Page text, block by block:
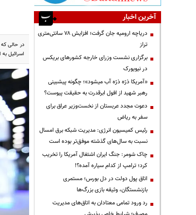
در حالی
اسرائیل
آخرین اخبار
دریاچه ارومیه جان گرفت؛ افزایش ۷۸ سانتی‌متری
تراز
برگزاری نشست وزرای خارجه کشورهای بریکس
در نیویورک
«آمریکا ذرّه ذرّه آب میشود»؛ چگونه پیشبینی
رهبر شهید از افول ابرقدرت به حقیقت پیوست؟
دعوت مجدد عربستان از نخست‌وزیر عراق برای
سفر به ریاض
رئیس کمیسیون انرژی: مدیریت شبکه برق امسال
نسبت به سال‌های گذشته موفق‌تر بوده است
چاک شومر: جنگ ایران اشتغال آمریکا را تخریب
کرد؛ ترامپ از کدام سیاره آمده؟!
اتاق پول دولت در دل بورس؛ مستمری
بازنشستگان، وثیقه بازی بزرگ‌ها
رد ورود تمامی معتادان به اتاق‌های مدیریت